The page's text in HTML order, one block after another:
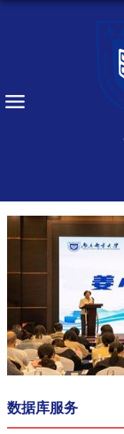
数据库服务